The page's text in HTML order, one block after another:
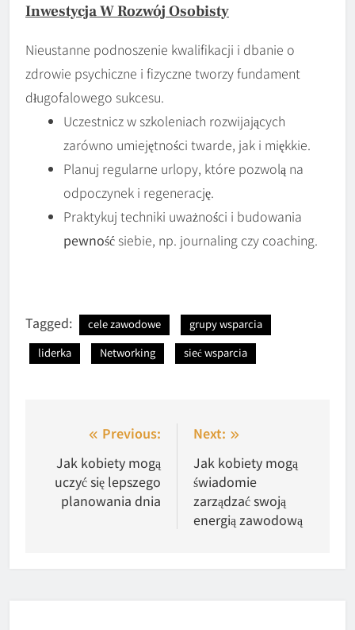
Inwestycja WRozwój Osobisty
Nieustanne podnoszenie kwalifikacji i dbanie o
zdrowie psychiczne i fizyczne tworzy fundament
długofalowego sukcesu.
Uczestnicz w szkoleniach rozwijających
zarówno umiejętności twarde, jak i miękkie.
Planuj regularne urlopy, które pozwolą na
odpoczynek i regenerację.
Praktykuj techniki uważności i budowania
pewność siebie, np. journaling czy coaching.
Tagged: cele zawodowe
grupy wsparcia
liderka
Networking sieć wsparcia
Nawigacja
wpisu
Previous:
Jak kobiety mogą
uczyć się lepszego
planowania dnia
Next:
Jak kobiety mogą
świadomie
zarządzać swoją
energią zawodową